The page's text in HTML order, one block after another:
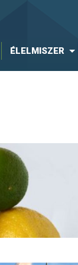
ÉLELMISZER